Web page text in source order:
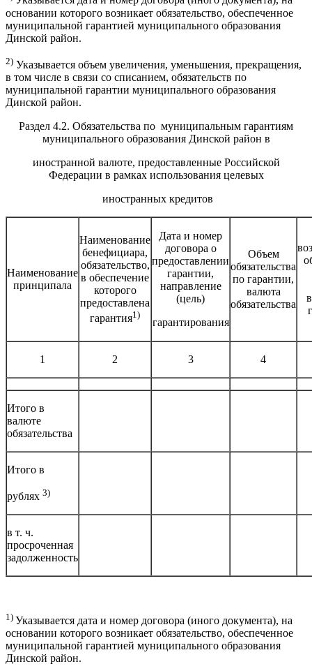
основании которого возникает обязательство, обеспеченное
муниципальной гарантией муниципального образования
Динской район.
2) Указывается объем увеличения, уменьшения, прекращения,
в том числе в связи со списанием, обязательств по
муниципальной гарантии муниципального образования
Динской район.
Раздел 4.2. Обязательства по муниципальным гарантиям
муниципального образования Динской район в
иностранной валюте, предоставленные Российской
Федерации в рамках использования целевых
иностранных кредитов
Наименование
принципала
Наименование
бенефициара,
обязательство,
в обеспечение
которого
предоставлена
гарантия1)
Дата и номер
договора о
предоставлении
гарантии,
направление
(цель)
гарантирования
Объем
обязательства
по гарантии,
валюта
обязательства
1 2 3 4
Итого в
валюте
обязательства
Итого в
рублях 3)
в т. ч.
просроченная
задолженность
1) Указывается дата и номер договора (иного документа), на
основании которого возникает обязательство, обеспеченное
муниципальной гарантией муниципального образования
Динской район.